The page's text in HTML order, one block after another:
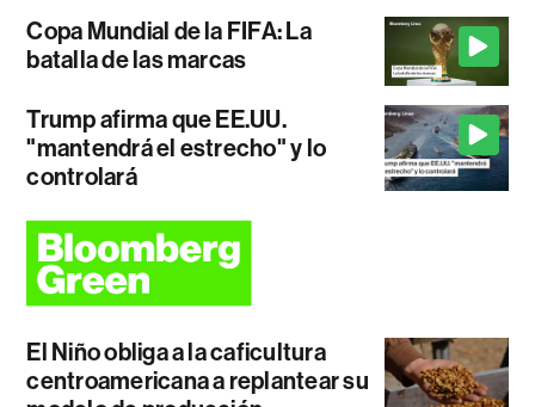
Copa Mundial de la FIFA: La
batalla de las marcas
Trump afirma que EE.UU.
"mantendrá el estrecho" y lo
controlará
El Niño obliga a la caficultura
centroamericana a replantear su